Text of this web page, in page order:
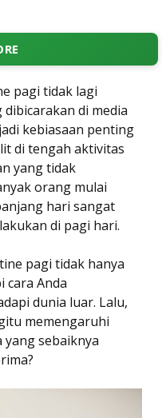
pagi tidak lagi
di media
kebiasaan penting
di tengah aktivitas
yang tidak
orang mulai
hari sangat
di pagi hari.
pagi tidak hanya
cara Anda
dunia luar. Lalu,
memengaruhi
yang sebaiknya